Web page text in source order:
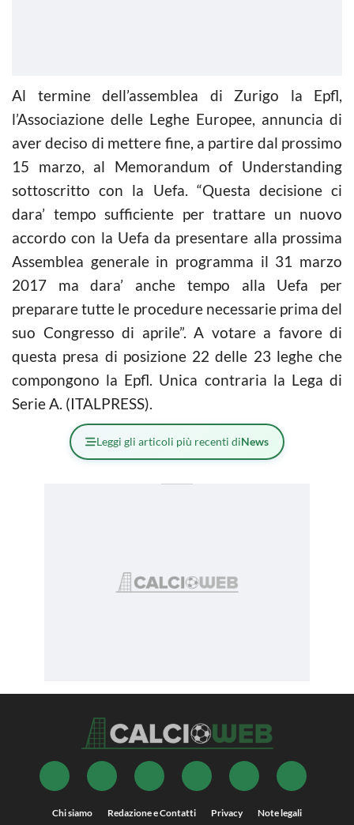
Al termine dell’assemblea di Zurigo la Epfl,
l’Associazione delle Leghe Europee, annuncia di
aver deciso di mettere fine, a partire dal prossimo
15 marzo, al Memorandum of Understanding
sottoscritto con la Uefa. “Questa decisione ci
dara’ tempo sufficiente per trattare un nuovo
accordo con la Uefa da presentare alla prossima
Assemblea generale in programma il 31 marzo
2017 ma dara’ anche tempo alla Uefa per
preparare tutte le procedure necessarie prima del
suo Congresso di aprile”. A votare a favore di
questa presa di posizione 22 delle 23 leghe che
compongono la Epfl. Unica contraria la Lega di
Serie A. (ITALPRESS).
Leggi gli articoli più recenti diNews
Chi siamo Redazione e Contatti Privacy Note legali